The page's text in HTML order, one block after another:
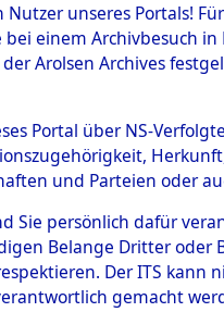
unseres Portals!
einem Archivbesuch
Arolsen Archives
Portal über NS-
und Parteien oder
Sie persönlich dafür
Belange Dritter
Der ITS
gemacht